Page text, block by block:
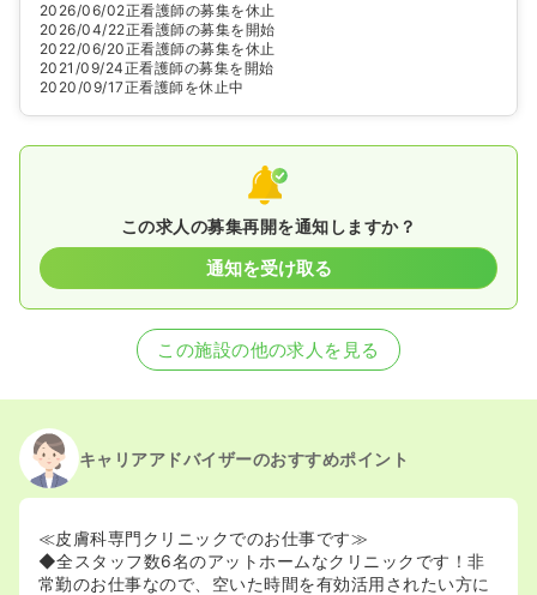
2026/06/02正看護師の募集を休止
2026/04/22正看護師の募集を開始
2022/06/20正看護師の募集を休止
2021/09/24正看護師の募集を開始
2020/09/17正看護師を休止中
この求人の募集再開を通知しますか？
通知を受け取る
この施設の他の求人を見る
キャリアアドバイザーのおすすめポイント
≪皮膚科専門クリニックでのお仕事です≫
◆全スタッフ数6名のアットホームなクリニックです！非
常勤のお仕事なので、空いた時間を有効活用されたい方に